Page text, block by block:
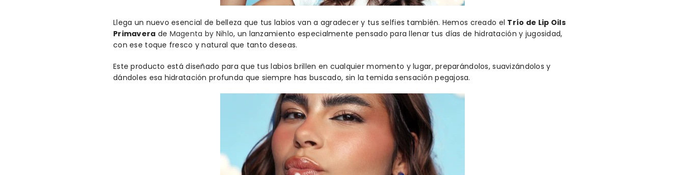
Llega un nuevo esencial de belleza que tus labios van a agradecer y tus selfies también. Hemos creado el Trío de Lip Oils
Primavera de Magenta by Nihlo, un lanzamiento especialmente pensado para llenar tus días de hidratación y jugosidad,
con ese toque fresco y natural que tanto deseas.
Este producto está diseñado para que tus labios brillen en cualquier momento y lugar, preparándolos, suavizándolos y
dándoles esa hidratación profunda que siempre has buscado, sin la temida sensación pegajosa.